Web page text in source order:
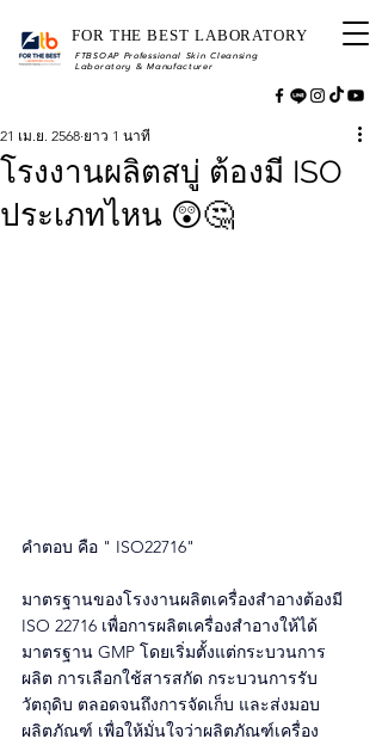
FTBSOAP Professional Skin Cleansing
Laboratory & Manufacturer
FOR THE BEST LABORATORY
โรงงานผลิตสบู่ ต้องมี ISO
ประเภทไหน 😲🤔
21 เม.ย. 2568 ยาว 1 นาที
คำตอบ คือ " ISO22716"
มาตรฐานของโรงงานผลิตเครื่องสำอางต้องมี
ISO 22716 เพื่อการผลิตเครื่องสำอางให้ได้
มาตรฐาน GMP โดยเริ่มตั้งแต่กระบวนการ
ผลิต การเลือกใช้สารสกัด กระบวนการรับ
วัตถุดิบ ตลอดจนถึงการจัดเก็บ และส่งมอบ
ผลิตภัณฑ์ เพื่อให้มั่นใจว่าผลิตภัณฑ์เครื่อง